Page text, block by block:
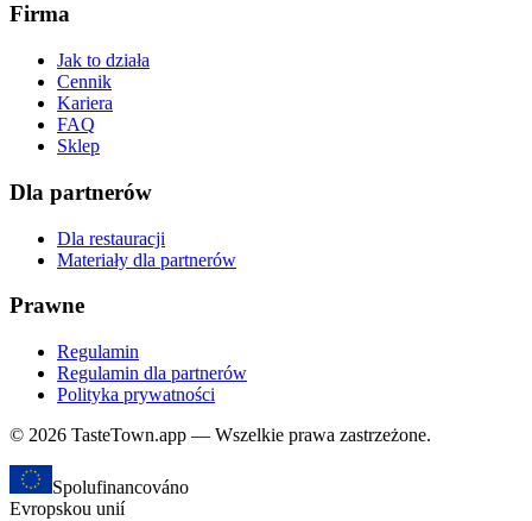
Firma
Jak to działa
Cennik
Kariera
FAQ
Sklep
Dla partnerów
Dla restauracji
Materiały dla partnerów
Prawne
Regulamin
Regulamin dla partnerów
Polityka prywatności
© 2026 TasteTown.app — Wszelkie prawa zastrzeżone.
Spolufinancováno
Evropskou unií